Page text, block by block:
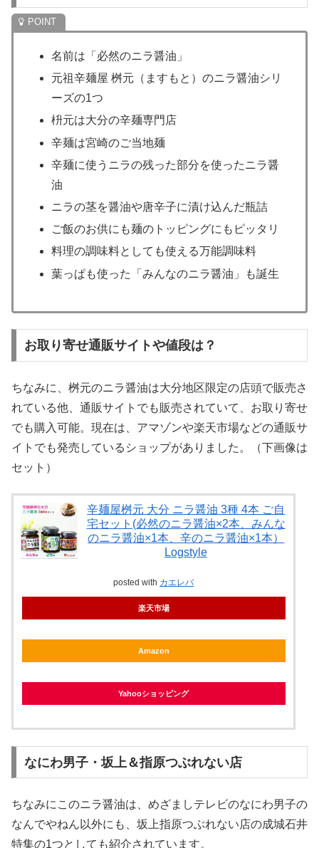
名前は「必然のニラ醤油」
元祖辛麺屋 桝元（ますもと）のニラ醤油シリ
ーズの1つ
枡元は大分の辛麺専門店
辛麺は宮崎のご当地麺
辛麺に使うニラの残った部分を使ったニラ醤
油
ニラの茎を醤油や唐辛子に漬け込んだ瓶詰
ご飯のお供にも麺のトッピングにもピッタリ
料理の調味料としても使える万能調味料
葉っぱも使った「みんなのニラ醤油」も誕生
お取り寄せ通販サイトや値段は？
ちなみに、桝元のニラ醤油は大分地区限定の店頭で販売さ
れている他、通販サイトでも販売されていて、お取り寄せ
でも購入可能。現在は、アマゾンや楽天市場などの通販サ
イトでも発売しているショップがありました。（下画像は
セット）
辛麺屋桝元 大分 ニラ醤油 3種 4本 ご自
宅セット(必然のニラ醤油×2本、みんな
のニラ醤油×1本、辛のニラ醤油×1本）
Logstyle
posted with カエレバ
楽天市場
Amazon
Yahooショッピング
なにわ男子・坂上＆指原つぶれない店
ちなみにこのニラ醤油は、めざましテレビのなにわ男子の
なんでやねん以外にも、坂上指原つぶれない店の成城石井
特集の1つとしても紹介されています。